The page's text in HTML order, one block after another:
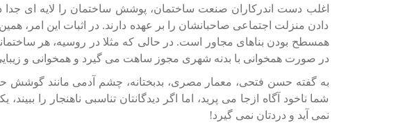
اغلب دست اندرکاران صنعت ساختمان، پوشش ساختمان را لایه ای جدا
دادن منزلت اجتماعی صاحبانشان را بر عهده دارند. در اثبات این امر،
همسطح بودن بناهای مجاور است. در حالی که مثلا در روسیه، هر
در صورت همخوانی با بدنه شهری مجوز ساهت می گیرد و همخوانی و زیبایی
به گفته حسن فتحی، معمار مصری، بدبختانه، چشم آدمی مانند
شما ناخود آگاه ازجا می پرید، اما اگر دیدگانتان تناسبی ناهنجار را
نمی آید و دردتان نمی گیرد!